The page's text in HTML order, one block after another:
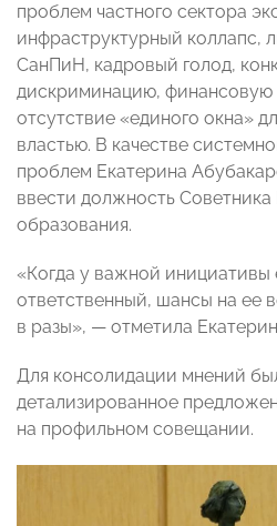
проблем частного сектора
инфраструктурный коллапс,
СанПиН, кадровый голод,
дискриминацию, финансовую
отсутствие «единого окна»
властью. В качестве
проблем Екатерина
ввести должность
образования.
«Когда у важной инициативы
ответственный, шансы на ее
в разы», — отметила
Для консолидации мнений
детализированное
на профильном совещании.